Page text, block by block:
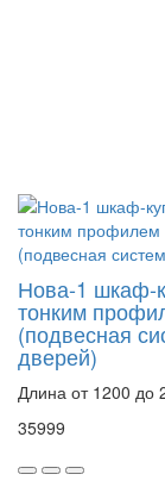
Нова-1 шкаф-
тонким
(подвесная
дверей)
Длина от 1200 до
35999